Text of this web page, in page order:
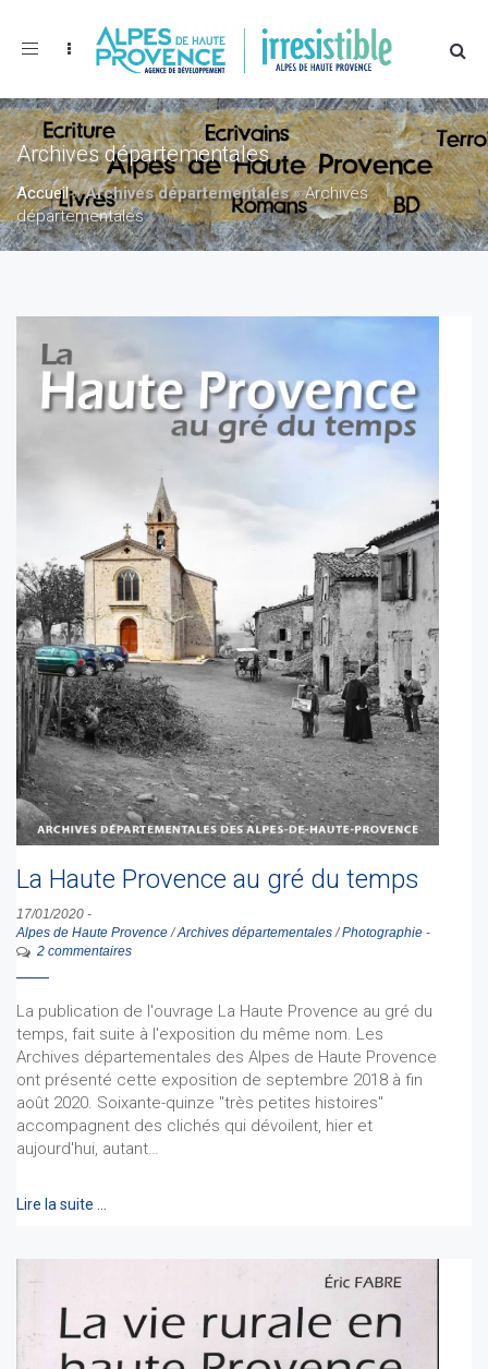
Toggle
Archives départementales
Accueil»Archives départementales»Archives
départementales
La Haute Provence au gré du temps
17/01/2020 -
Alpes de Haute Provence/Archives départementales/Photographie -
2 commentaires
La publication de l'ouvrage La Haute Provence au gré du
temps, fait suite à l'exposition du même nom. Les
Archives départementales des Alpes de Haute Provence
ont présenté cette exposition de septembre 2018 à fin
août 2020. Soixante-quinze "très petites histoires"
accompagnent des clichés qui dévoilent, hier et
aujourd'hui, autant…
Lire la suite …